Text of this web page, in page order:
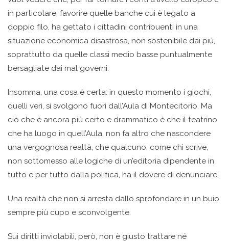
in particolare, favorire quelle banche cui è legato a
doppio filo, ha gettato i cittadini contribuenti in una
situazione economica disastrosa, non sostenibile dai più,
soprattutto da quelle classi medio basse puntualmente
bersagliate dai mal governi.
Insomma, una cosa è certa: in questo momento i giochi,
quelli veri, si svolgono fuori dall’Aula di Montecitorio. Ma
ciò che è ancora più certo e drammatico è che il teatrino
che ha luogo in quell’Aula, non fa altro che nascondere
una vergognosa realtà, che qualcuno, come chi scrive,
non sottomesso alle logiche di un’editoria dipendente in
tutto e per tutto dalla politica, ha il dovere di denunciare.
Una realtà che non si arresta dallo sprofondare in un buio
sempre più cupo e sconvolgente.
Sui diritti inviolabili, però, non è giusto trattare né